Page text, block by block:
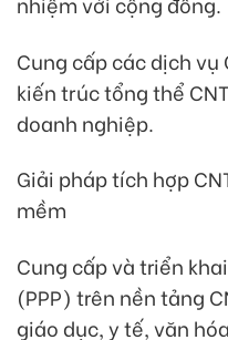
Cung cấp các dịch vụ
kiến trúc tổng thể
doanh nghiệp.
Giải pháp tích hợp
mềm
Cung cấp và triển
(PPP) trên nền tảng
giáo dục, y tế, văn